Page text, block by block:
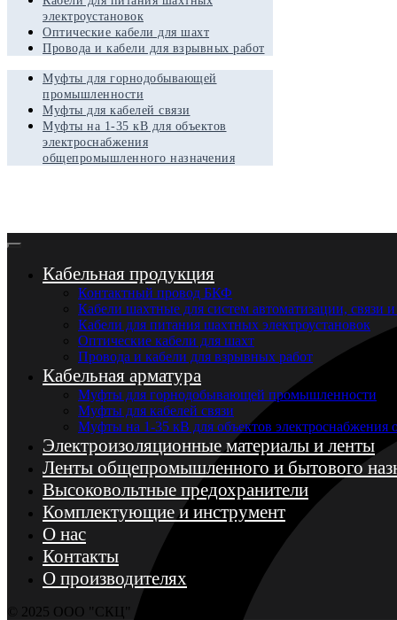
электроустановок
Оптические кабели для шахт
Провода и кабели для взрывных работ
Муфты для горнодобывающей
промышленности
Муфты для кабелей связи
Муфты на 1-35 кВ для объектов
электроснабжения
общепромышленного назначения
Кабельная продукция
Контактный провод БКФ
Кабели шахтные для систем автоматизации, связи
Кабели для питания шахтных электроустановок
Оптические кабели для шахт
Провода и кабели для взрывных работ
Кабельная арматура
Муфты для горнодобывающей промышленности
Муфты для кабелей связи
Муфты на 1-35 кВ для объектов
Электроизоляционные материалы и ленты
Ленты общепромышленного и бытового
Высоковольтные предохранители
Комплектующие и инструмент
О нас
Контакты
О производителях
© 2025 ООО "СКЦ"